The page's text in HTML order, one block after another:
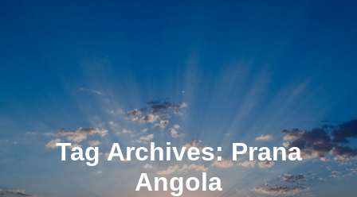
Tag Archives:Prana
Angola